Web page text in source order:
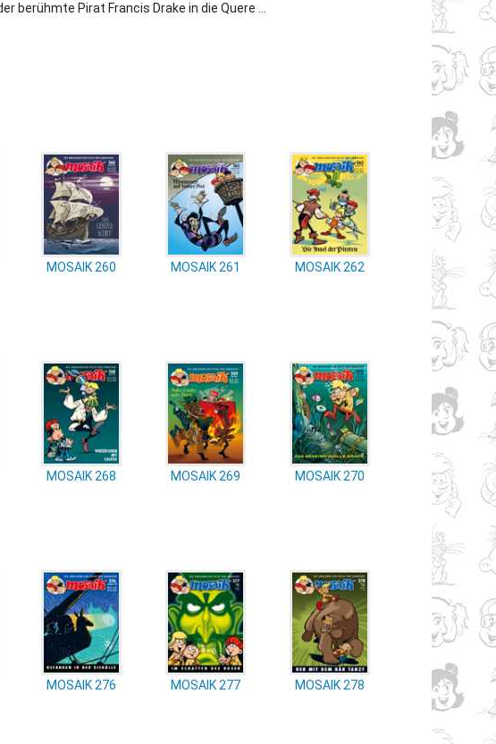
berühmte Pirat Francis Drake in die Quere …
MOSAIK 260 MOSAIK 261 MOSAIK 262
MOSAIK 268 MOSAIK 269 MOSAIK 270
MOSAIK 276 MOSAIK 277 MOSAIK 278